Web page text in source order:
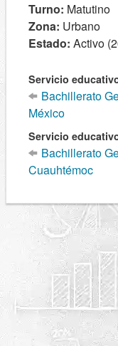
Turno: Matutino
Zona: Urbano
Estado: Activo
Servicio
Bachillerato
México
Servicio
Bachillerato
Cuauhtémoc